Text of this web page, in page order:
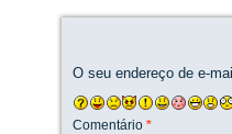
O seu endereço de e-
Comentário *